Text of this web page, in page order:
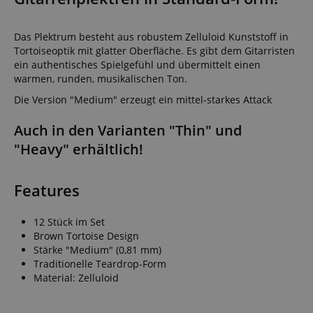
Das Plektrum besteht aus robustem Zelluloid Kunststoff in
Tortoiseoptik mit glatter Oberfläche. Es gibt dem Gitarristen
ein authentisches Spielgefühl und übermittelt einen
warmen, runden, musikalischen Ton.
Die Version "Medium" erzeugt ein mittel-starkes Attack
Auch in den Varianten "Thin" und
"Heavy" erhältlich!
Features
12 Stück im Set
Brown Tortoise Design
Stärke "Medium" (0,81 mm)
Traditionelle Teardrop-Form
Material: Zelluloid